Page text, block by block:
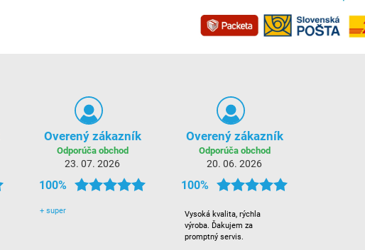
Overený zákazník
Odporúča obchod
23. 07. 2026
100%
+ super
Overený zákazník
Odporúča obchod
20. 06. 2026
100%
Vysoká kvalita, rýchla
výroba. Ďakujem za
promptný servis.